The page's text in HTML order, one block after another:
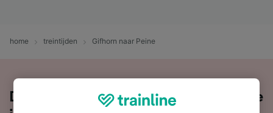
home treintijden Gifhorn naar Peine
De trein nemen van Gifhorn naar Peine